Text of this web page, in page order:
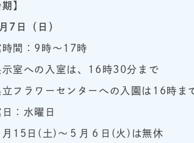
期】
7日（日）
時間：9時～17時
室への入室は、16時30分まで
フラワーセンターへの入園は16時ま
：水曜日
15日(土)～５月６日(火)は無休